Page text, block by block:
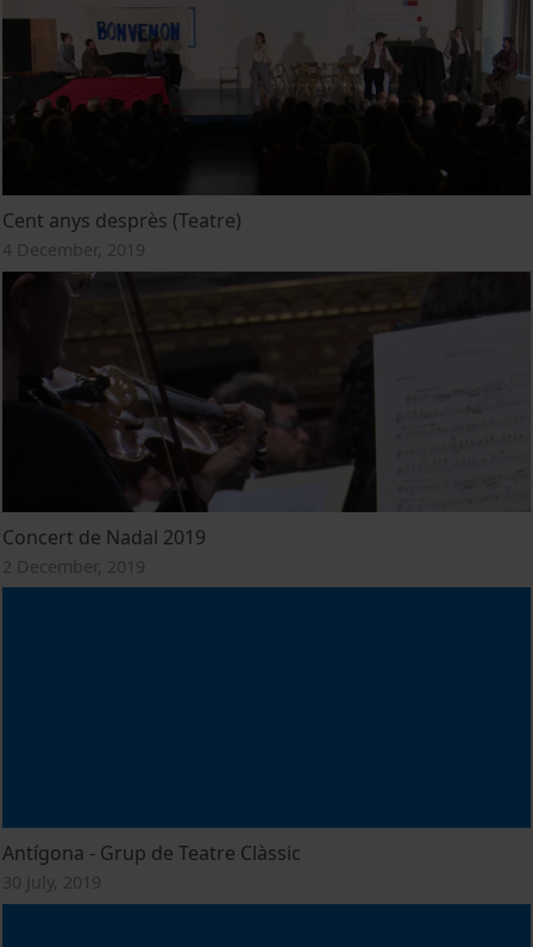
Cent anys desprès (Teatre)
4 December, 2019
Concert de Nadal 2019
2 December, 2019
Antígona - Grup de Teatre Clàssic
30 July, 2019